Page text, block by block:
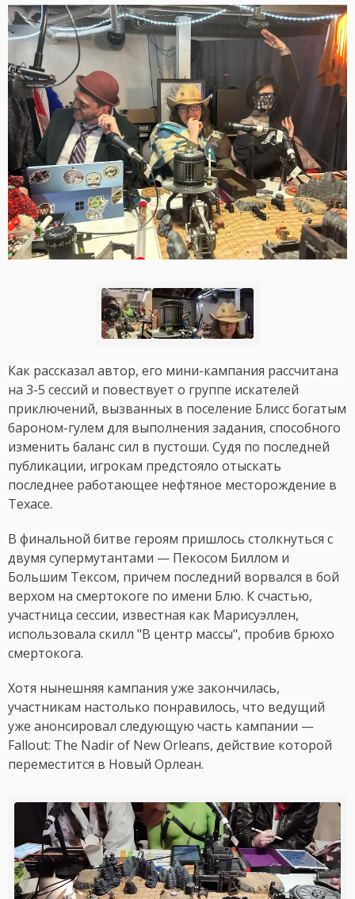
Как рассказал автор, его мини-кампания рассчитана
на 3-5 сессий и повествует о группе искателей
приключений, вызванных в поселение Блисс богатым
бароном-гулем для выполнения задания, способного
изменить баланс сил в пустоши. Судя по последней
публикации, игрокам предстояло отыскать
последнее работающее нефтяное месторождение в
Техасе.
В финальной битве героям пришлось столкнуться с
двумя супермутантами — Пекосом Биллом и
Большим Тексом, причем последний ворвался в бой
верхом на смертокоге по имени Блю. К счастью,
участница сессии, известная как Марисуэллен,
использовала скилл "В центр массы", пробив брюхо
смертокога.
Хотя нынешняя кампания уже закончилась,
участникам настолько понравилось, что ведущий
уже анонсировал следующую часть кампании —
Fallout: The Nadir of New Orleans, действие которой
переместится в Новый Орлеан.